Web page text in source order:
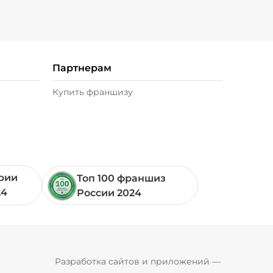
Партнерам
Купить франшизу
Топ 100 франшиз
России 2024
Разработка сайтов и приложений —